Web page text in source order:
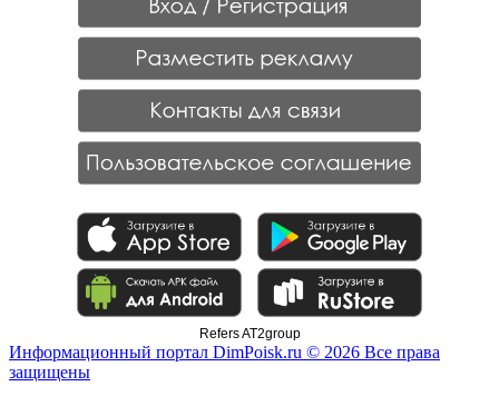
Refers AT2group
Информационный портал DimPoisk.ru © 2026 Все права
защищены